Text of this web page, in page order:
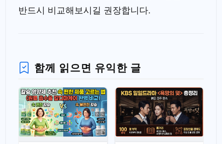
반드시 비교해보시길 권장합니다.
함께 읽으면 유익한 글